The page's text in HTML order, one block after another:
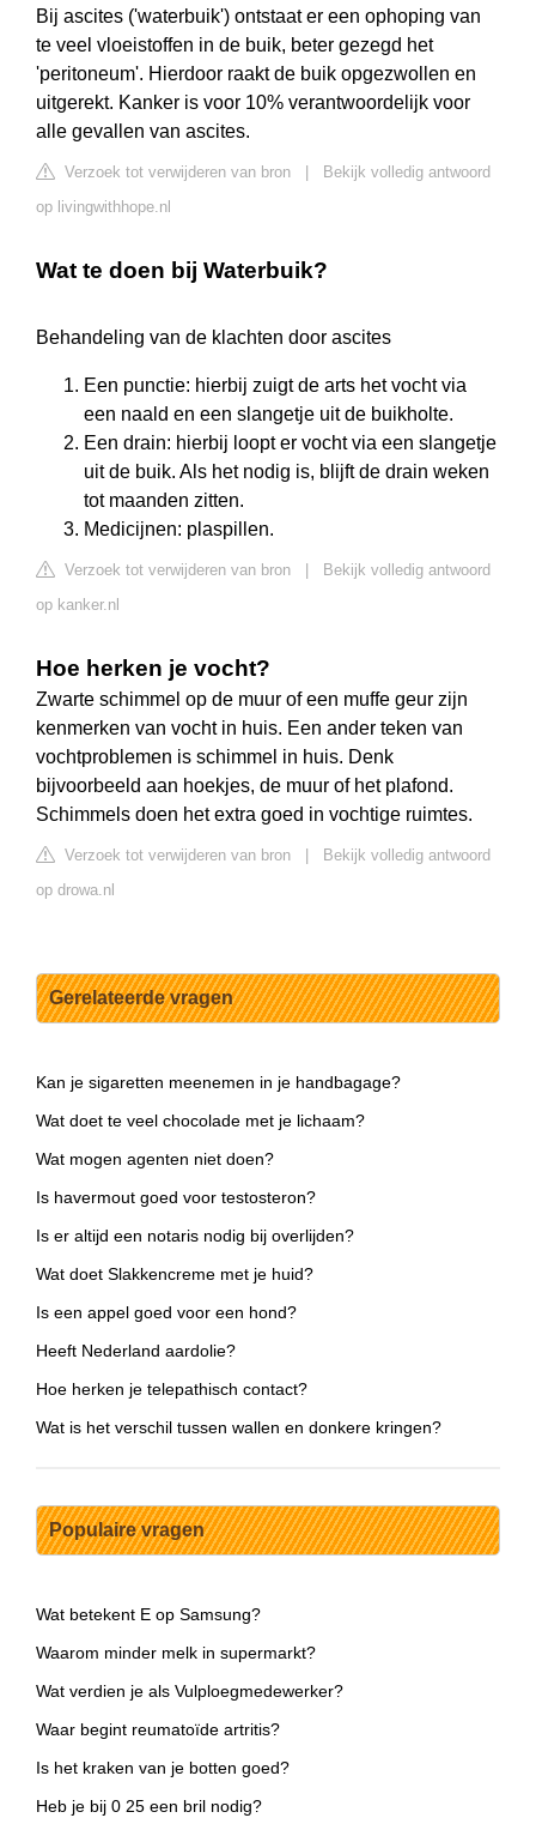
Bij ascites ('waterbuik') ontstaat er een ophoping van
te veel vloeistoffen in de buik, beter gezegd het
'peritoneum'. Hierdoor raakt de buik opgezwollen en
uitgerekt. Kanker is voor 10% verantwoordelijk voor
alle gevallen van ascites.
Verzoek tot verwijderen van bron
Bekijk volledig antwoord
op livingwithhope.nl
Wat te doen bij Waterbuik?
Behandeling van de klachten door ascites
Een punctie: hierbij zuigt de arts het vocht via
een naald en een slangetje uit de buikholte.
Een drain: hierbij loopt er vocht via een slangetje
uit de buik. Als het nodig is, blijft de drain weken
tot maanden zitten.
Medicijnen: plaspillen.
Verzoek tot verwijderen van bron
Bekijk volledig antwoord
op kanker.nl
Hoe herken je vocht?
Zwarte schimmel op de muur of een muffe geur zijn
kenmerken van vocht in huis. Een ander teken van
vochtproblemen is schimmel in huis. Denk
bijvoorbeeld aan hoekjes, de muur of het plafond.
Schimmels doen het extra goed in vochtige ruimtes.
Verzoek tot verwijderen van bron
Bekijk volledig antwoord
op drowa.nl
Gerelateerde vragen
Kan je sigaretten meenemen in je handbagage?
Wat doet te veel chocolade met je lichaam?
Wat mogen agenten niet doen?
Is havermout goed voor testosteron?
Is er altijd een notaris nodig bij overlijden?
Wat doet Slakkencreme met je huid?
Is een appel goed voor een hond?
Heeft Nederland aardolie?
Hoe herken je telepathisch contact?
Wat is het verschil tussen wallen en donkere kringen?
Populaire vragen
Wat betekent E op Samsung?
Waarom minder melk in supermarkt?
Wat verdien je als Vulploegmedewerker?
Waar begint reumatoïde artritis?
Is het kraken van je botten goed?
Heb je bij 0 25 een bril nodig?